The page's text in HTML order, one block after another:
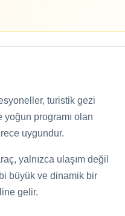
turistik gezi
programı olan
uygundur.
yalnızca ulaşım değil
büyük ve dinamik bir
gelir.